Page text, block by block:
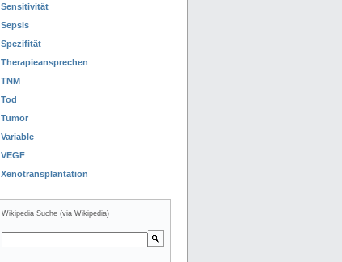
Sensitivität
Sepsis
Spezifität
Therapieansprechen
TNM
Tod
Tumor
Variable
VEGF
Xenotransplantation
Wikipedia Suche (via Wikipedia)